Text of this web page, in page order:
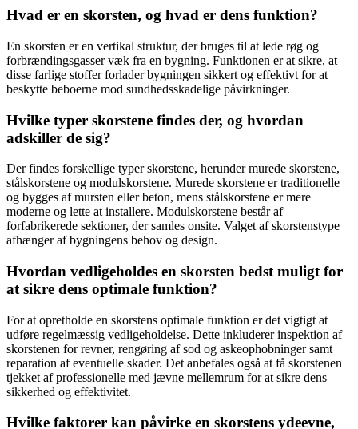
Hvad er en skorsten, og hvad er dens funktion?
En skorsten er en vertikal struktur, der bruges til at lede røg og
forbrændingsgasser væk fra en bygning. Funktionen er at sikre, at
disse farlige stoffer forlader bygningen sikkert og effektivt for at
beskytte beboerne mod sundhedsskadelige påvirkninger.
Hvilke typer skorstene findes der, og hvordan
adskiller de sig?
Der findes forskellige typer skorstene, herunder murede skorstene,
stålskorstene og modulskorstene. Murede skorstene er traditionelle
og bygges af mursten eller beton, mens stålskorstene er mere
moderne og lette at installere. Modulskorstene består af
forfabrikerede sektioner, der samles onsite. Valget af skorstenstype
afhænger af bygningens behov og design.
Hvordan vedligeholdes en skorsten bedst muligt for
at sikre dens optimale funktion?
For at opretholde en skorstens optimale funktion er det vigtigt at
udføre regelmæssig vedligeholdelse. Dette inkluderer inspektion af
skorstenen for revner, rengøring af sod og askeophobninger samt
reparation af eventuelle skader. Det anbefales også at få skorstenen
tjekket af professionelle med jævne mellemrum for at sikre dens
sikkerhed og effektivitet.
Hvilke faktorer kan påvirke en skorstens ydeevne,